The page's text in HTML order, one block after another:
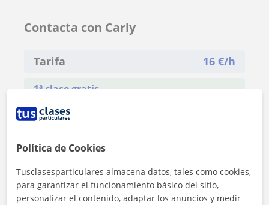
Contacta con Carly
Tarifa 16 €/h
1ª clase gratis
Política de Cookies
Tusclasesparticulares almacena datos, tales como cookies,
para garantizar el funcionamiento básico del sitio,
personalizar el contenido, adaptar los anuncios y medir